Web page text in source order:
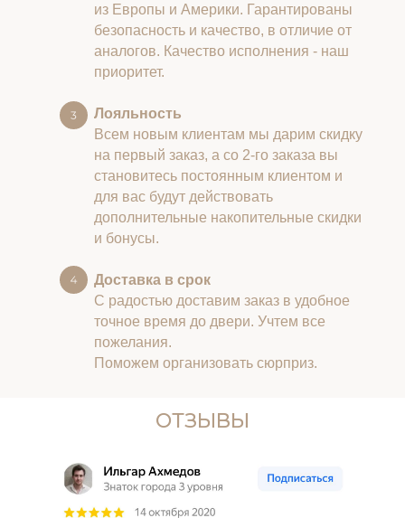
из Европы и Америки. Гарантированы
безопасность и качество, в отличие от
аналогов. Качество исполнения - наш
приоритет.
Лояльность
Всем новым клиентам мы дарим скидку
на первый заказ, а со 2-го заказа вы
становитесь постоянным клиентом и
для вас будут действовать
дополнительные накопительные скидки
и бонусы.
Доставка в срок
С радостью доставим заказ в удобное
точное время до двери. Учтем все
пожелания.
Поможем организовать сюрприз.
ОТЗЫВЫ